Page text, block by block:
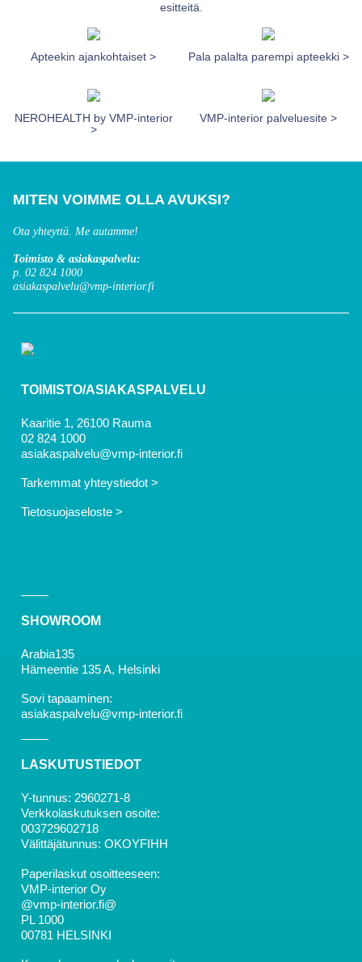
esitteitä.
Apteekin ajankohtaiset > Pala palalta parempi apteekki >
NEROHEALTH by VMP-interior
>
VMP-interior palveluesite >
MITEN VOIMME OLLA AVUKSI?
Ota yhteyttä. Me autamme!
Toimisto & asiakaspalvelu:
p. 02 824 1000
asiakaspalvelu@vmp-interior.fi
TOIMISTO/ASIAKASPALVELU
Kaaritie 1, 26100 Rauma
02 824 1000
asiakaspalvelu@vmp-interior.fi
Tarkemmat yhteystiedot >
Tietosuojaseloste >
SHOWROOM
Arabia135
Hämeentie 135 A, Helsinki
Sovi tapaaminen:
asiakaspalvelu@vmp-interior.fi
LASKUTUSTIEDOT
Y-tunnus: 2960271-8
Verkkolaskutuksen osoite:
003729602718
Välittäjätunnus: OKOYFIHH
Paperilaskut osoitteeseen:
VMP-interior Oy
@vmp-interior.fi@
PL 1000
00781 HELSINKI